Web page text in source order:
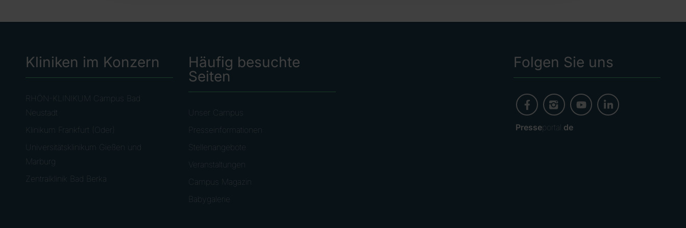
Kliniken im Konzern
RHÖN-KLINIKUM Campus Bad
Neustadt
Klinikum Frankfurt (Oder)
Universitätsklinikum Gießen und
Marburg
Zentralklinik Bad Berka
Häufig besuchte
Seiten
Unser Campus
Presseinformationen
Stellenangebote
Veranstaltungen
Campus Magazin
Babygalerie
Folgen Sie uns
Presseportal. de